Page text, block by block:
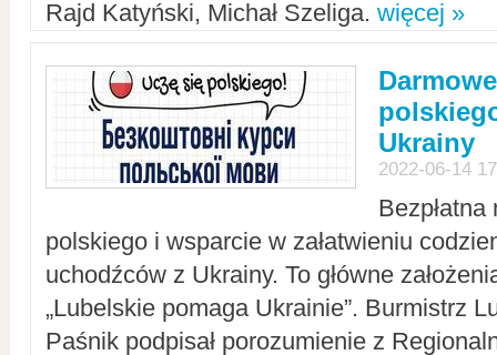
Rajd Katyński, Michał Szeliga. więcej »
Ukrainy
2022-06-14
polskiego i wsparcie w załatwieniu
uchodźców z Ukrainy. To główne
„Lubelskie pomaga Ukrainie”. Burmistrz
Paśnik podpisał porozumienie z